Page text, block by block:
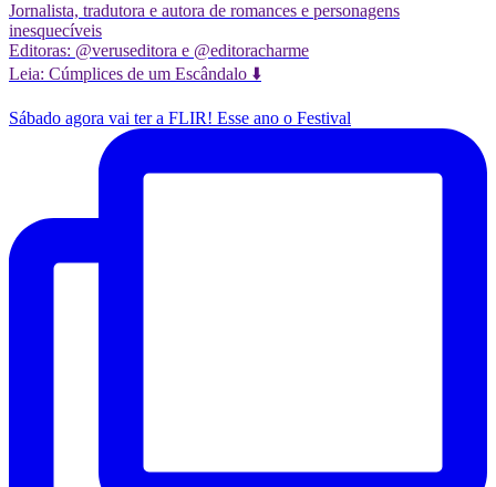
Jornalista, tradutora e autora de romances e personagens
inesquecíveis
Editoras: @veruseditora e @editoracharme
Leia: Cúmplices de um Escândalo ⬇️
Sábado agora vai ter a FLIR! Esse ano o Festival